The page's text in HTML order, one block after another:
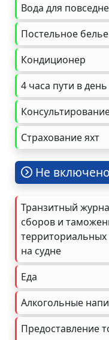
Вода для
Постельное
Кондиционер
4 часа пути в
Страхование яхт
Не
Транзитный
сборов и
территориальных
на судне
Еда
Алкогольные
Предоставление